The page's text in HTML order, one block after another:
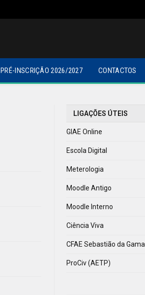
PRÉ-INSCRIÇÃO 2026/2027 CONTACTOS
LIGAÇÕES ÚTEIS
GIAE Online
Escola Digital
Meterologia
Moodle Antigo
Moodle Interno
Ciência Viva
CFAE Sebastião da Gama
ProCiv (AETP)